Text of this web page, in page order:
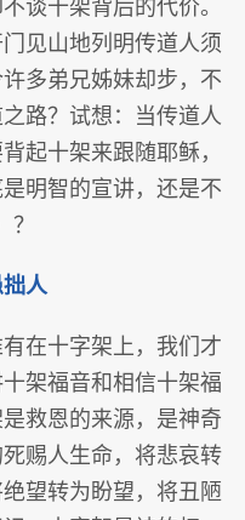
谈十架背后的代价。
见山地列明传道人须
多弟兄姊妹却步，不
路？试想：当传道人
起十架来跟随耶稣，
明智的宣讲，还是不
人
在十字架上，我们才
架福音和相信十架福
救恩的来源，是神奇
赐人生命，将悲哀转
望转为盼望，将丑陋